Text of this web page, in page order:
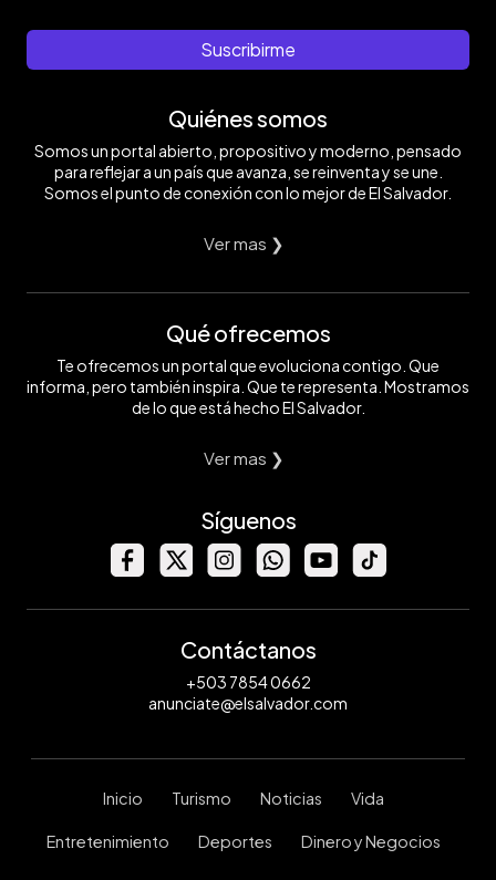
Suscribirme
Quiénes somos
Somos un portal abierto, propositivo y moderno, pensado
para reflejar a un país que avanza, se reinventa y se une.
Somos el punto de conexión con lo mejor de El Salvador.
Ver mas ❯
Qué ofrecemos
Te ofrecemos un portal que evoluciona contigo. Que
informa, pero también inspira. Que te representa. Mostramos
de lo que está hecho El Salvador.
Ver mas ❯
Síguenos
Contáctanos
+503 7854 0662
anunciate@elsalvador.com
Inicio Turismo Noticias Vida
Entretenimiento Deportes Dinero y Negocios